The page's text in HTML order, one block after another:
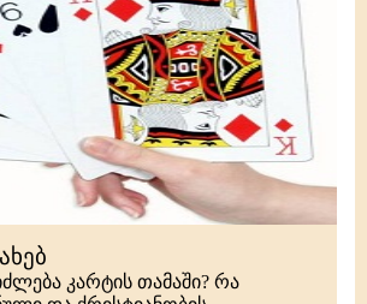
კარტის თამაში? რა